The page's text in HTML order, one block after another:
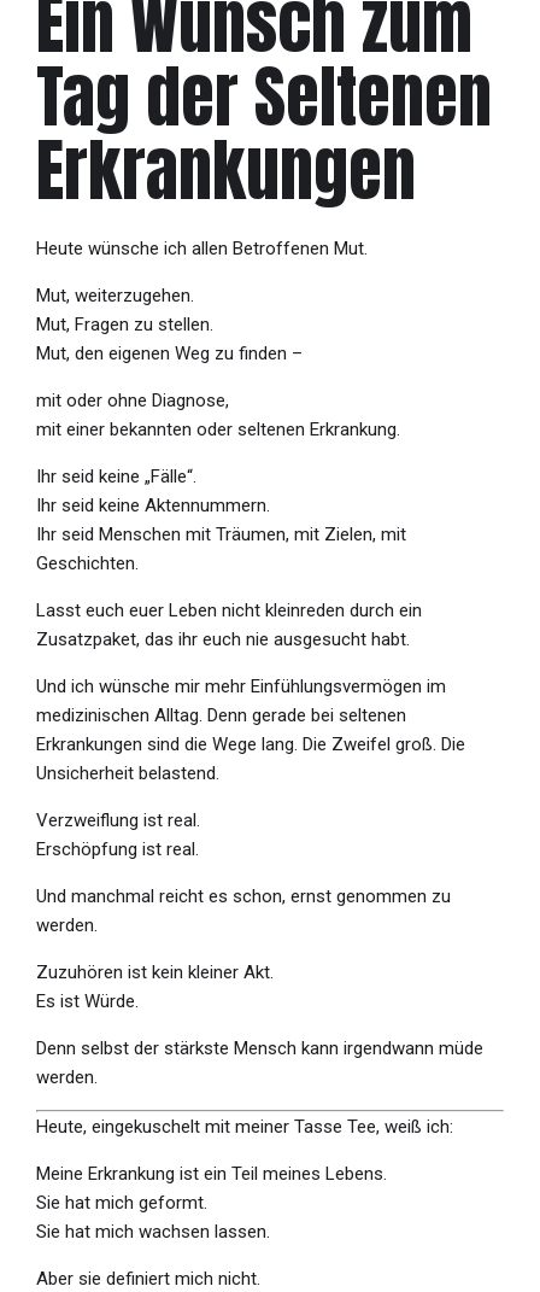
Ein Wunsch zum
Tag der Seltenen
Erkrankungen
Heute wünsche ich allen Betroffenen Mut.
Mut, weiterzugehen.
Mut, Fragen zu stellen.
Mut, den eigenen Weg zu finden –
mit oder ohne Diagnose,
mit einer bekannten oder seltenen Erkrankung.
Ihr seid keine „Fälle“.
Ihr seid keine Aktennummern.
Ihr seid Menschen mit Träumen, mit Zielen, mit
Geschichten.
Lasst euch euer Leben nicht kleinreden durch ein
Zusatzpaket, das ihr euch nie ausgesucht habt.
Und ich wünsche mir mehr Einfühlungsvermögen im
medizinischen Alltag. Denn gerade bei seltenen
Erkrankungen sind die Wege lang. Die Zweifel groß. Die
Unsicherheit belastend.
Verzweiflung ist real.
Erschöpfung ist real.
Und manchmal reicht es schon, ernst genommen zu
werden.
Zuzuhören ist kein kleiner Akt.
Es ist Würde.
Denn selbst der stärkste Mensch kann irgendwann müde
werden.
Heute, eingekuschelt mit meiner Tasse Tee, weiß ich:
Meine Erkrankung ist ein Teil meines Lebens.
Sie hat mich geformt.
Sie hat mich wachsen lassen.
Aber sie definiert mich nicht.